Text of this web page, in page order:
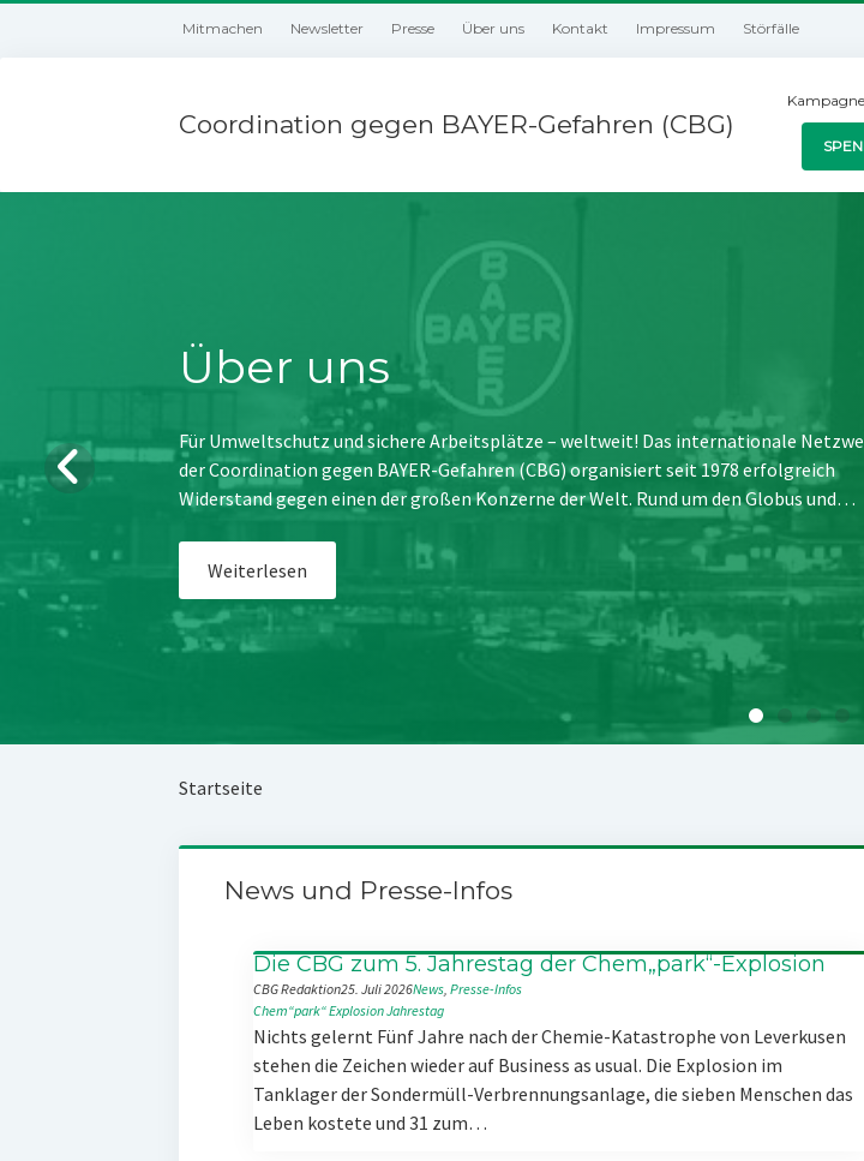
Mitmachen Newsletter Presse Über uns Kontakt Impressum Störfälle
Coordination gegen BAYER-Gefahren (CBG)
Über uns
Für Umweltschutz und sichere Arbeitsplätze – weltweit! Das internationale
der Coordination gegen BAYER-Gefahren (CBG) organisiert seit 1978 erfolgreich
Widerstand gegen einen der großen Konzerne der Welt. Rund um den Globus und…
Weiterlesen
Startseite
News und Presse-Infos
Die CBG zum 5. Jahrestag der Chem„park“-Explosion
CBG Redaktion25. Juli 2026News, Presse-Infos
Chem“park“ExplosionJahrestag
Nichts gelernt Fünf Jahre nach der Chemie-Katastrophe von Leverkusen
stehen die Zeichen wieder auf Business as usual. Die Explosion im
Tanklager der Sondermüll-Verbrennungsanlage, die sieben Menschen das
Leben kostete und 31 zum…